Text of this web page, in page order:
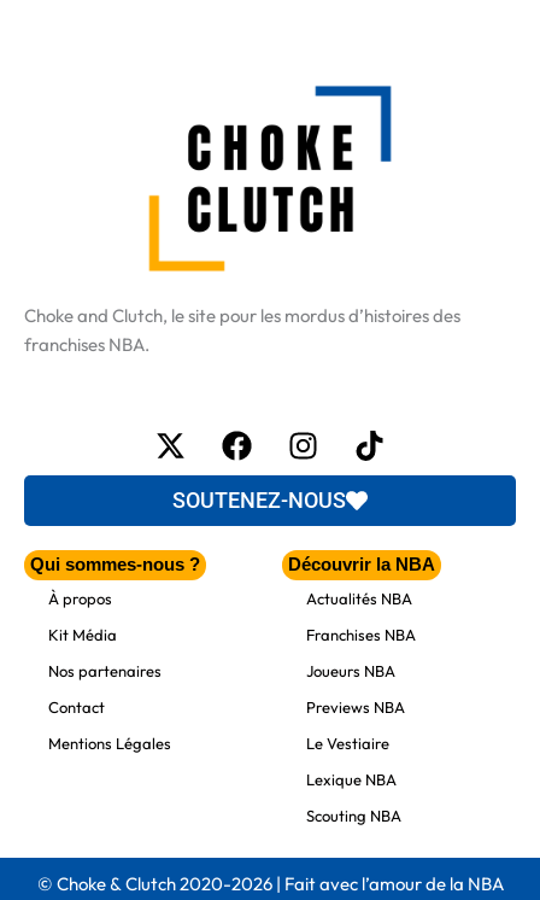
Choke and Clutch, le site pour les mordus d’histoires des
franchises NBA.
X-
twitter
FacebookInstagram
Tiktok
SOUTENEZ-NOUS
Qui sommes-nous ?
À propos
Kit Média
Nos partenaires
Contact
Mentions Légales
Découvrir la NBA
Actualités NBA
Franchises NBA
Joueurs NBA
Previews NBA
Le Vestiaire
Lexique NBA
Scouting NBA
© Choke & Clutch 2020-2026 | Fait avec l’amour de la NBA